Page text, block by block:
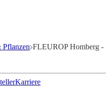
Pflanzen FLEUROP Homberg -
Karriere